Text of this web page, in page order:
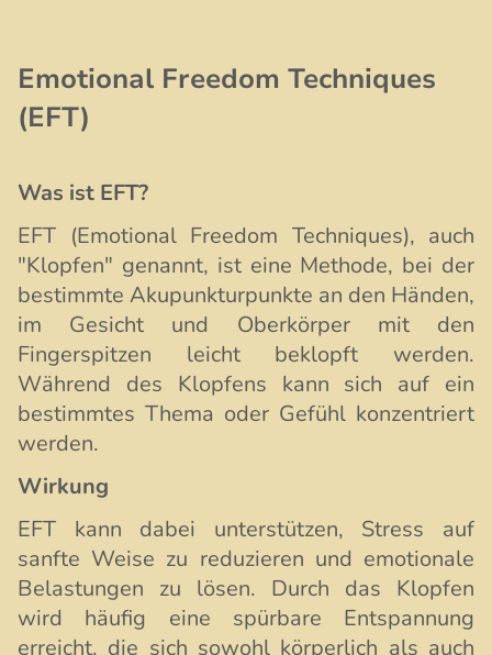
Emotional Freedom Techniques
(EFT)
Was ist EFT?
EFT (Emotional Freedom Techniques), auch
"Klopfen" genannt, ist eine Methode, bei der
bestimmte Akupunkturpunkte an den Händen,
im Gesicht und Oberkörper mit den
Fingerspitzen leicht beklopft werden.
Während des Klopfens kann sich auf ein
bestimmtes Thema oder Gefühl konzentriert
werden.
Wirkung
EFT kann dabei unterstützen, Stress auf
sanfte Weise zu reduzieren und emotionale
Belastungen zu lösen. Durch das Klopfen
wird häufig eine spürbare Entspannung
erreicht, die sich sowohl körperlich als auch